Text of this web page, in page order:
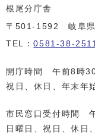
根尾分庁舎
〒501-1592 岐阜県
TEL：0581-38-2511
開庁時間 午前8時
祝日、休日、年末年
市民窓口受付時間
日曜日、祝日、休日